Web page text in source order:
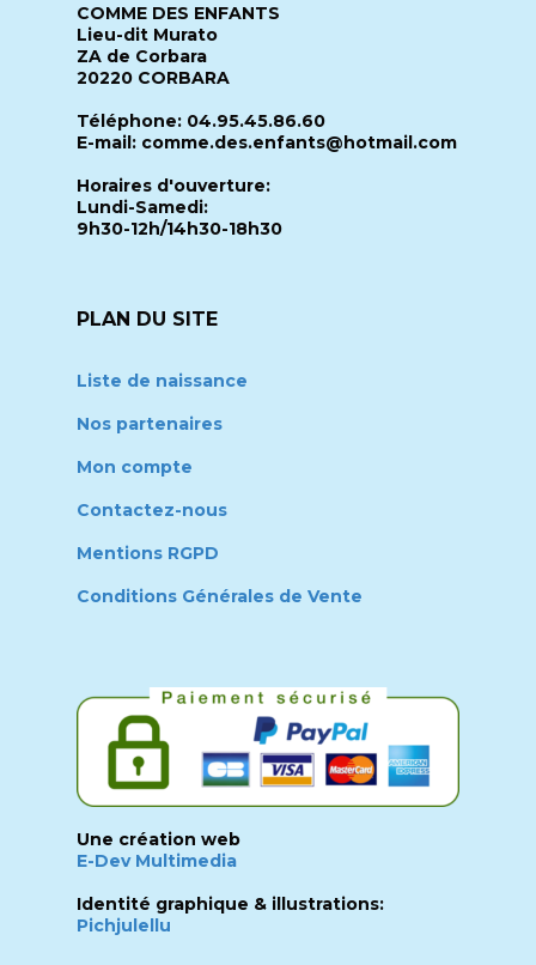
COMME DES ENFANTS
Lieu-dit Murato
ZA de Corbara
20220 CORBARA
Téléphone: 04.95.45.86.60
E-mail: comme.des.enfants@hotmail.com
Horaires d'ouverture:
Lundi-Samedi:
9h30-12h/14h30-18h30
PLAN DU SITE
Liste de naissance
Nos partenaires
Mon compte
Contactez-nous
Mentions RGPD
Conditions Générales de Vente
Une création web
E-Dev Multimedia
Identité graphique & illustrations:
Pichjulellu